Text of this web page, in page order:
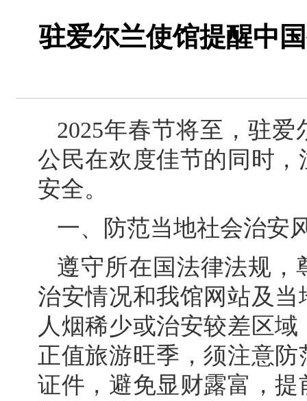
驻爱尔兰使馆提醒中
2025年春节将至，驻
公民在欢度佳节的同时
安全。
一、防范当地社会治安
遵守所在国法律法规，
治安情况和我馆网站及
人烟稀少或治安较差区
正值旅游旺季，须注意
证件，避免显财露富，